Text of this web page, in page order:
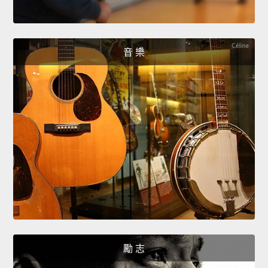
音 樂
勵 志